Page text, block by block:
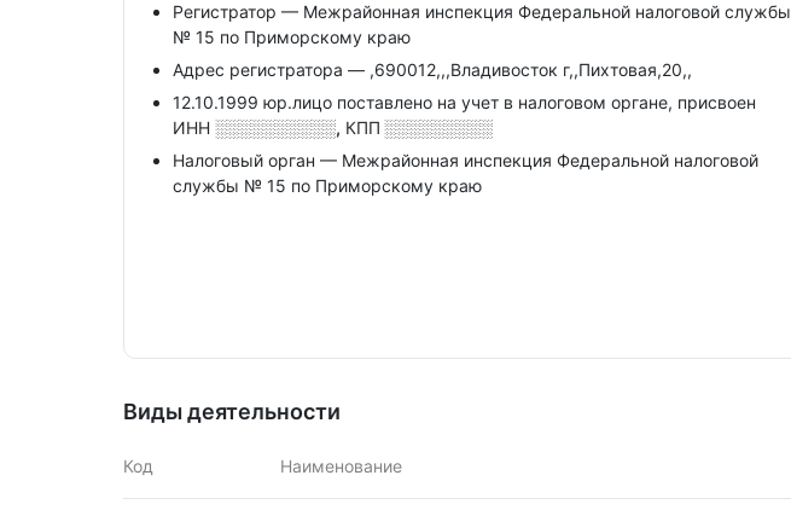
Регистратор — Межрайонная инспекция Федеральной налоговой службы
№ 15 по Приморскому краю
Адрес регистратора — ,690012,,,Владивосток г,,Пихтовая,20,,
12.10.1999 юр.лицо поставлено на учет в налоговом органе, присвоен
ИНН ░░░░░░░░░░, КПП ░░░░░░░░░
Налоговый орган — Межрайонная инспекция Федеральной налоговой
службы № 15 по Приморскому краю
Виды деятельности
Код Наименование